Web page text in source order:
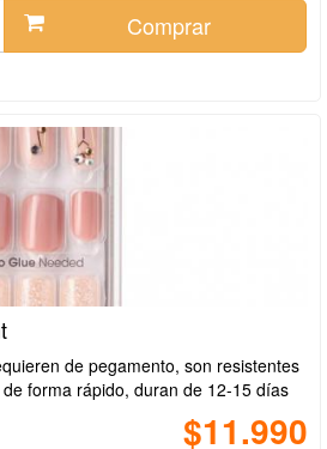
Comprar
de pegamento, son resistentes
forma rápido, duran de 12-15 días
$11.990